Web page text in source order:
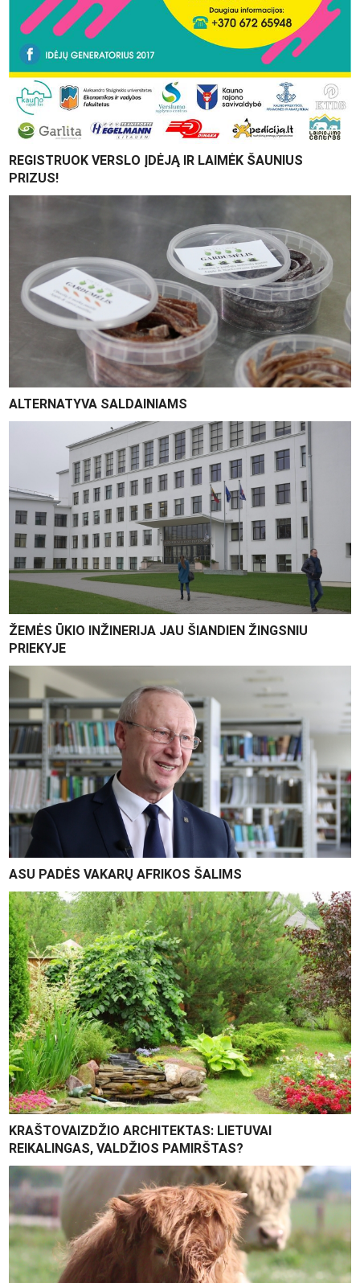
REGISTRUOK VERSLO ĮDĖJĄ IR LAIMĖK ŠAUNIUS
PRIZUS!
ALTERNATYVA SALDAINIAMS
ŽEMĖS ŪKIO INŽINERIJA JAU ŠIANDIEN ŽINGSNIU
PRIEKYJE
ASU PADĖS VAKARŲ AFRIKOS ŠALIMS
KRAŠTOVAIZDŽIO ARCHITEKTAS: LIETUVAI
REIKALINGAS, VALDŽIOS PAMIRŠTAS?